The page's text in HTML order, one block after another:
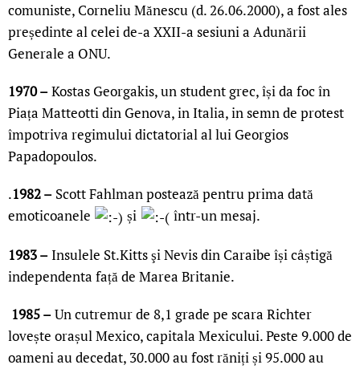
comuniste, Corneliu Mănescu (d. 26.06.2000), a fost ales
președinte al celei de-a XXII-a sesiuni a Adunării
Generale a ONU.
1970 –Kostas Georgakis, un student grec, își da foc în
Piața Matteotti din Genova, in Italia, in semn de protest
împotriva regimului dictatorial al lui Georgios
Papadopoulos.
.1982 – Scott Fahlman postează pentru prima dată
emoticoanele
și într-un mesaj.
1983 –Insulele St.Kitts şi Nevis din Caraibe își câștigă
independenta față de Marea Britanie.
1985 –Un cutremur de 8,1 grade pe scara Richter
lovește orașul Mexico, capitala Mexicului. Peste 9.000 de
oameni au decedat, 30.000 au fost răniți și 95.000 au